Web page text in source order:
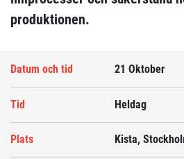
produktionen.
Datum och tid 21 Oktober
Tid Heldag
Plats Kista,